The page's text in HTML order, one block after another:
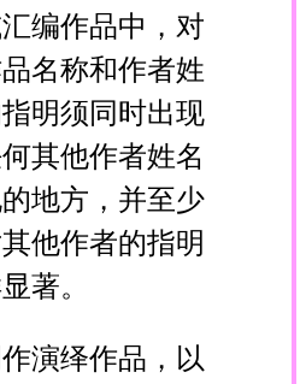
编作品中，对
名称和作者姓
明须同时出现
其他作者姓名
地方，并至少
他作者的指明
著。
演绎作品，以